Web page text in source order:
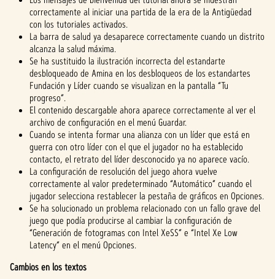
correctamente al iniciar una partida de la era de la Antigüedad
con los tutoriales activados.
La barra de salud ya desaparece correctamente cuando un distrito
alcanza la salud máxima.
Se ha sustituido la ilustración incorrecta del estandarte
desbloqueado de Amina en los desbloqueos de los estandartes
Fundación y Líder cuando se visualizan en la pantalla “Tu
progreso”.
El contenido descargable ahora aparece correctamente al ver el
archivo de configuración en el menú Guardar.
Cuando se intenta formar una alianza con un líder que está en
guerra con otro líder con el que el jugador no ha establecido
contacto, el retrato del líder desconocido ya no aparece vacío.
La configuración de resolución del juego ahora vuelve
correctamente al valor predeterminado “Automático” cuando el
jugador selecciona restablecer la pestaña de gráficos en Opciones.
Se ha solucionado un problema relacionado con un fallo grave del
juego que podía producirse al cambiar la configuración de
“Generación de fotogramas con Intel XeSS” e “Intel Xe Low
Latency” en el menú Opciones.
Cambios en los textos